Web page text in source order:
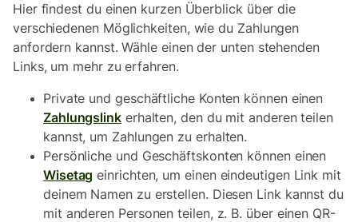
Hier findest du einen kurzen Überblick über die
verschiedenen Möglichkeiten, wie du Zahlungen
anfordern kannst. Wähle einen der unten stehenden
Links, um mehr zu erfahren.
Private und geschäftliche Konten können einen
Zahlungslink erhalten, den du mit anderen teilen
kannst, um Zahlungen zu erhalten.
Persönliche und Geschäftskonten können einen
Wisetag einrichten, um einen eindeutigen Link mit
deinem Namen zu erstellen. Diesen Link kannst du
mit anderen Personen teilen, z. B. über einen QR-